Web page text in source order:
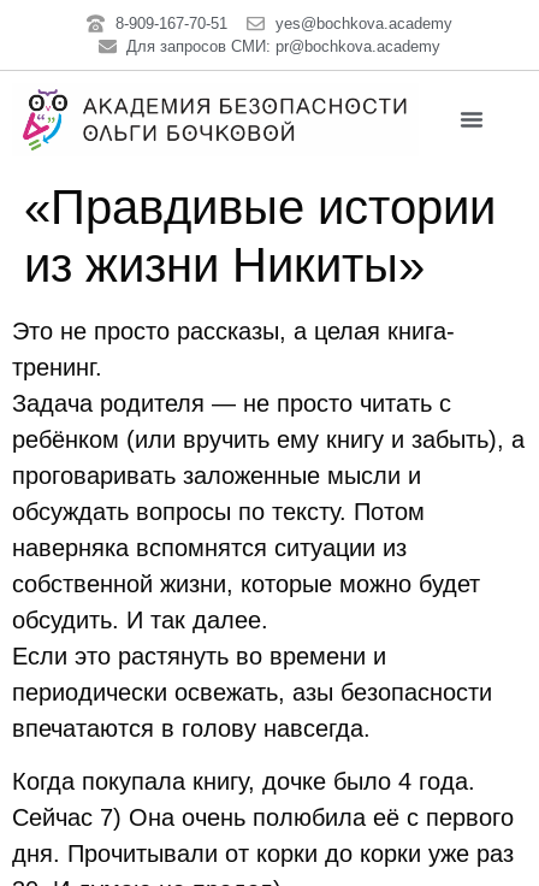
8-909-167-70-51
yes@bochkova.academy
Для запросов СМИ: pr@bochkova.academy
«Правдивые истории
из жизни Никиты»
Это не просто рассказы, а целая книга-
тренинг.
Задача родителя — не просто читать с
ребёнком (или вручить ему книгу и забыть), а
проговаривать заложенные мысли и
обсуждать вопросы по тексту. Потом
наверняка вспомнятся ситуации из
собственной жизни, которые можно будет
обсудить. И так далее.
Если это растянуть во времени и
периодически освежать, азы безопасности
впечатаются в голову навсегда.
Когда покупала книгу, дочке было 4 года.
Сейчас 7) Она очень полюбила её с первого
дня. Прочитывали от корки до корки уже раз